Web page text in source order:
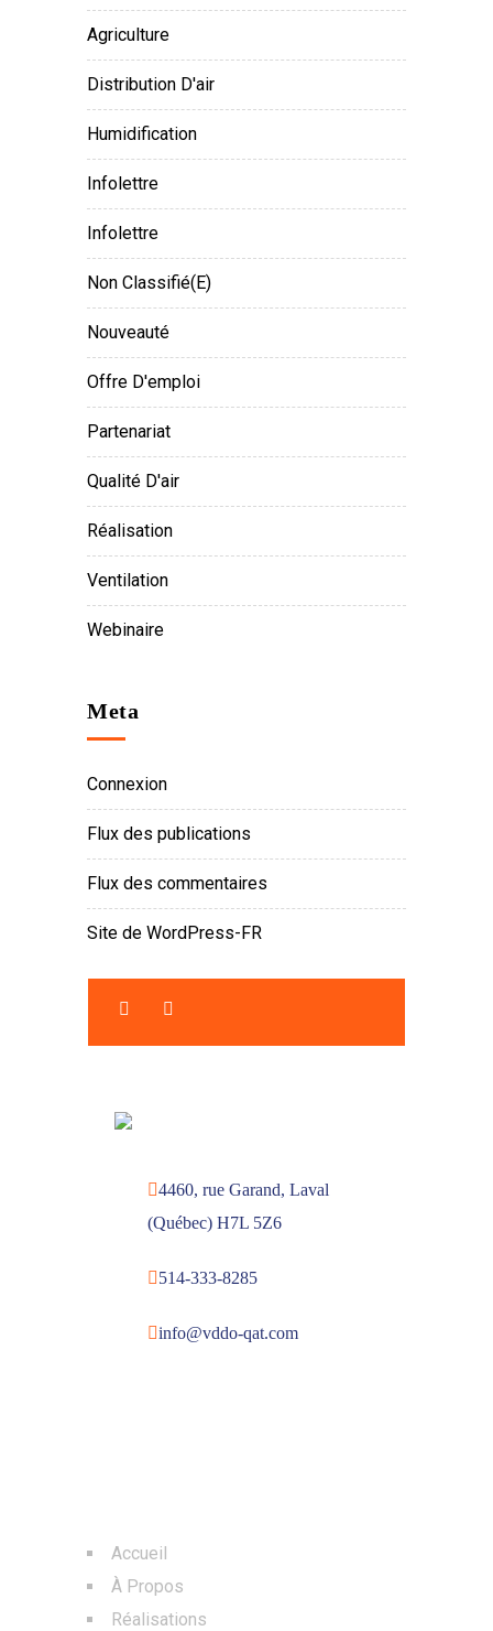
Agriculture
Distribution D'air
Humidification
Infolettre
Infolettre
Non Classifié(e)
Nouveauté
Offre D'emploi
Partenariat
Qualité D'air
Réalisation
Ventilation
Webinaire
Meta
Connexion
Flux des publications
Flux des commentaires
Site de WordPress-FR
4460, rue Garand, Laval
(Québec) H7L 5Z6
514-333-8285
info@vddo-qat.com
Accueil
À Propos
Réalisations